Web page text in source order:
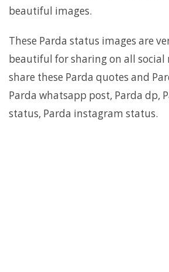
beautiful images.
These Parda status images are
beautiful for sharing on all social
share these Parda quotes and
Parda whatsapp post, Parda dp,
status, Parda instagram status.